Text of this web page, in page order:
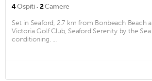
4Ospiti · 2Camere
Set in Seaford, 2.7 km from Bonbeach Beach
Victoria Golf Club, Seaford Serenity by the
conditioning. ...